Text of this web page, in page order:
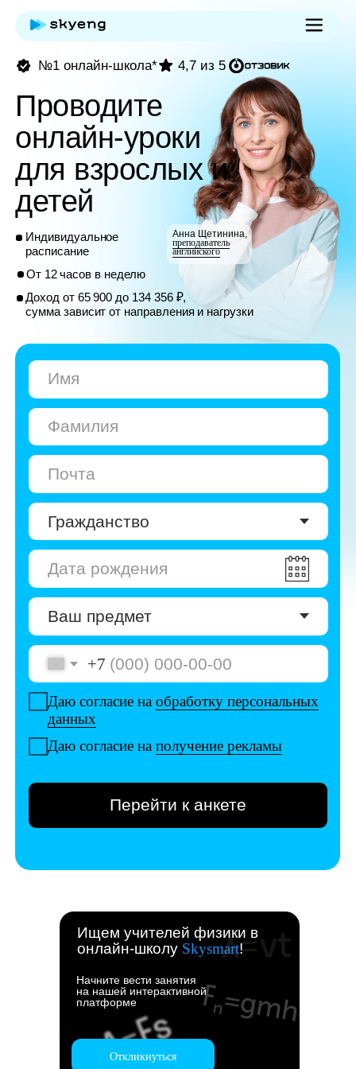
Индивидуальное
расписание
От 12 часов в неделю
Доход от 65 900 до 134 356 ₽,
сумма зависит от направления и нагрузки
4,7 из 5
Проводите
онлайн-уроки
для взрослых и
детей
Даю согласие наобработку персональных
Даю согласие наполучение рекламы
Перейти к анкете
Анна Щетинина,
преподаватель
Ищем учителей физики в
онлайн-школу Skysmart!
Начните вести занятия
на нашей интерактивной
платформе
Откликнуться